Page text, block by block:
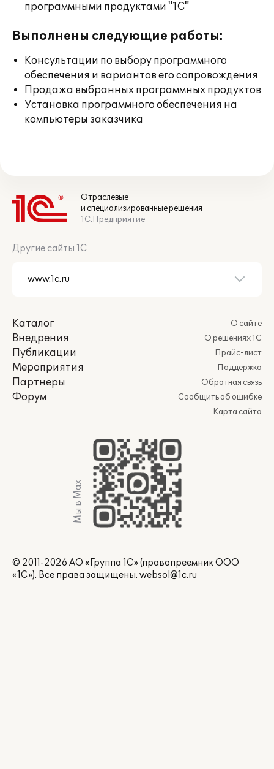
программными продуктами "1С"
Выполнены следующие работы:
Консультации по выбору программного
обеспечения и вариантов его сопровождения
Продажа выбранных программных продуктов
Установка программного обеспечения на
компьютеры заказчика
Отраслевые
и специализированные решения
1С:Предприятие
Другие сайты 1С
Каталог
Внедрения
Публикации
Мероприятия
Партнеры
Форум
О сайте
О решениях 1С
Прайс-лист
Поддержка
Обратная связь
Сообщить об ошибке
Карта сайта
Мы в Max
© 2011-2026 АО «Группа 1С» (правопреемник ООО
«1С»). Все права защищены. websol@1c.ru